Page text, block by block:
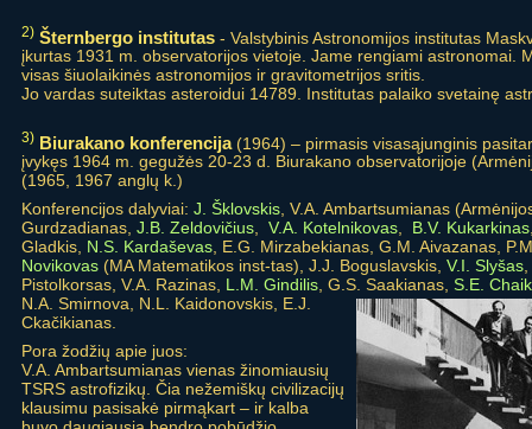
2) Šternbergo institutas - Valstybinis Astronomijos institutas
įkurtas 1931 m. observatorijos vietoje. Jame rengiami astronomai.
visas šiuolaikinės astronomijos ir gravitometrijos sritis.
Jo vardas suteiktas asteroidui 14789. Institutas palaiko svetainę
3) Biurakano konferencija(1964) – pirmasis visasąjunginis
įvykęs 1964 m. gegužės 20-23 d. Biurakano observatorijoje
(1965, 1967 anglų k.)
Konferencijos dalyviai: J. Šklovskis, V.A. Ambartsumianas
Gurdzadianas, J.B. Zeldovičius, V.A. Kotelnikovas, B.V. Kukarkinas
Gladkis, N.S. Kardaševas, E.G. Mirzabekianas, G.M. Aivazanas,
Novikovas (MA Matematikos inst-tas), J.J. Boguslavskis, V.I. Slyšas
Pistolkorsas, V.A. Razinas, L.M. Gindilis, G.S. Saakianas, S.E.
N.A. Smirnova, N.L. Kaidonovskis, E.J.
Ckačikianas.
Pora žodžių apie juos:
V.A. Ambartsumianas vienas žinomiausių
TSRS astrofizikų. Čia nežemiškų civilizacijų
klausimu pasisakė pirmąkart – ir kalba